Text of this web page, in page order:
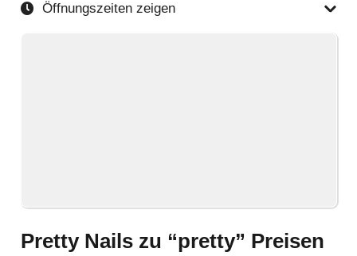
Öffnungszeiten zeigen
Pretty Nails zu “pretty” Preisen